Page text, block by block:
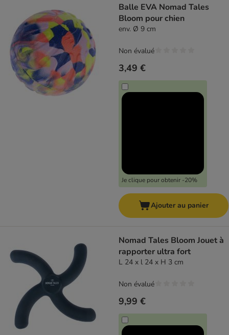
Balle EVA Nomad Tales
Bloom pour chien
env. Ø 9 cm
3,49 €
Je clique pour obtenir -20%
Non évalué
Ajouter au panier
Nomad Tales Bloom Jouet à
rapporter ultra fort
L 24 x l 24 x H 3 cm
9,99 €
Non évalué